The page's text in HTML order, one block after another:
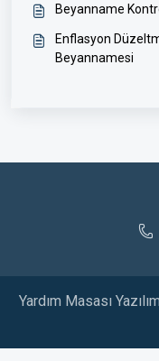
Beyanname
Enflasyon
Beyannamesi
Yardım Masası